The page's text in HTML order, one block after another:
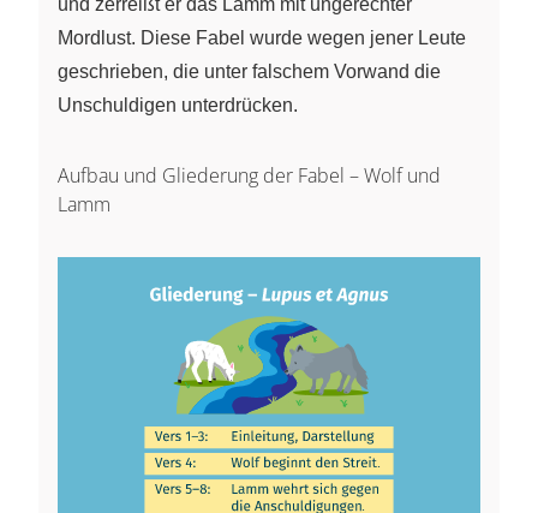
Mordlust. Diese Fabel wurde wegen jener Leute
geschrieben, die unter falschem Vorwand die
Unschuldigen unterdrücken.
Aufbau und Gliederung der Fabel – Wolf und
Lamm